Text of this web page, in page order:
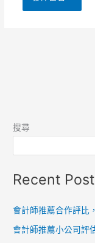
搜尋
Recent
會計師推薦合作評比
會計師推薦小公司評